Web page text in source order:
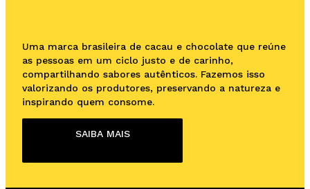
Uma marca brasileira de cacau e chocolate que reúne
as pessoas em um ciclo justo e de carinho,
compartilhando sabores autênticos. Fazemos isso
valorizando os produtores, preservando a natureza e
inspirando quem consome.
SAIBA MAIS